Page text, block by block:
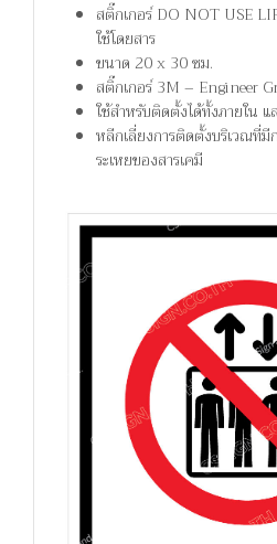
สติ๊กเกอร์ DO NOT USE
ใช้โดยสาร
ขนาด 20 x 30 ซม.
สติ๊กเกอร์ 3M – Engineer
ใช้สำหรับติดตั้งได้ทั้งภายใน
หลีกเลี่ยงการติดตั้งบริเวณที่มี
ระเหยของสารเคมี